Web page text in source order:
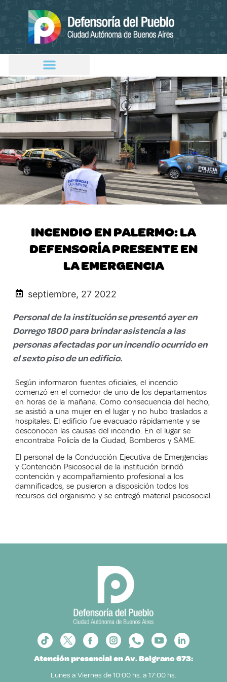
INCENDIO EN PALERMO: LA
DEFENSORÍA PRESENTE EN
LA EMERGENCIA
septiembre, 27 2022
Personal de la institución se presentó ayer en
Dorrego 1800 para brindar asistencia a las
personas afectadas por un incendio ocurrido en
el sexto piso de un edificio.
Según informaron fuentes oficiales, el incendio
comenzó en el comedor de uno de los departamentos
en horas de la mañana. Como consecuencia del hecho,
se asistió a una mujer en el lugar y no hubo traslados a
hospitales. El edificio fue evacuado rápidamente y se
desconocen las causas del incendio. En el lugar se
encontraba Policía de la Ciudad, Bomberos y SAME.
El personal de la Conducción Ejecutiva de Emergencias
y Contención Psicosocial de la institución brindó
contención y acompañamiento profesional a los
damnificados, se pusieron a disposición todos los
recursos del organismo y se entregó material psicosocial.
Atención presencial en Av. Belgrano 673:
Lunes a Viernes de 10:00 hs. a 17:00 hs.